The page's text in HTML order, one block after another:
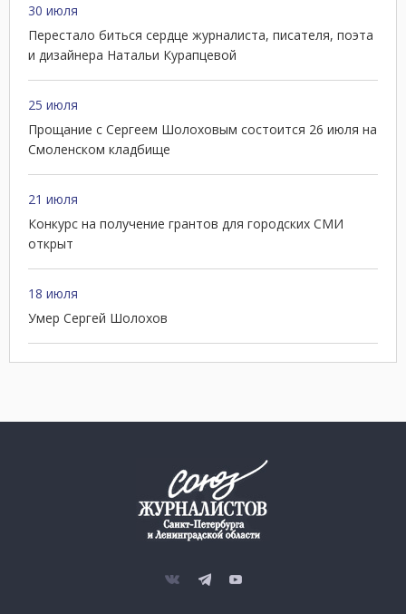
30 июля
Перестало биться сердце журналиста, писателя, поэта
и дизайнера Натальи Курапцевой
25 июля
Прощание с Сергеем Шолоховым состоится 26 июля на
Смоленском кладбище
21 июля
Конкурс на получение грантов для городских СМИ
открыт
18 июля
Умер Сергей Шолохов